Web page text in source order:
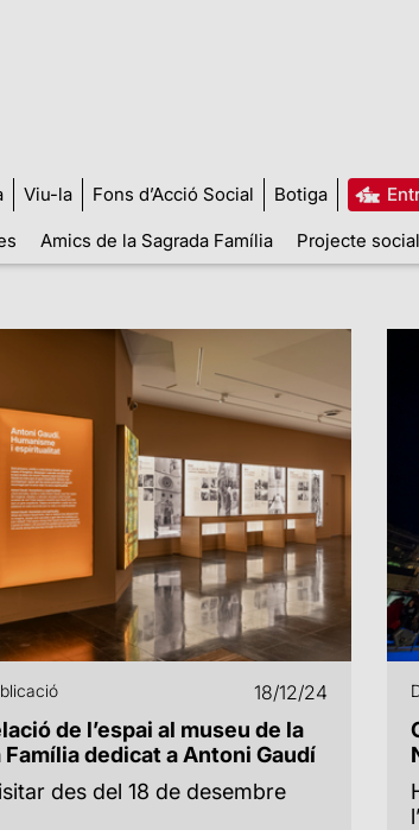
Viu-la Fons d’Acció Social Botiga
Amics de la Sagrada Família Projecte social
18/12/24
de l’espai al museu de la
Família dedicat a Antoni Gaudí
des del 18 de desembre